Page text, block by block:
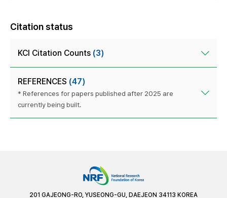
Citation status
KCI Citation Counts (3)
REFERENCES (47)
* References for papers published after 2025 are
currently being built.
201 GAJEONG-RO, YUSEONG-GU, DAEJEON 34113 KOREA